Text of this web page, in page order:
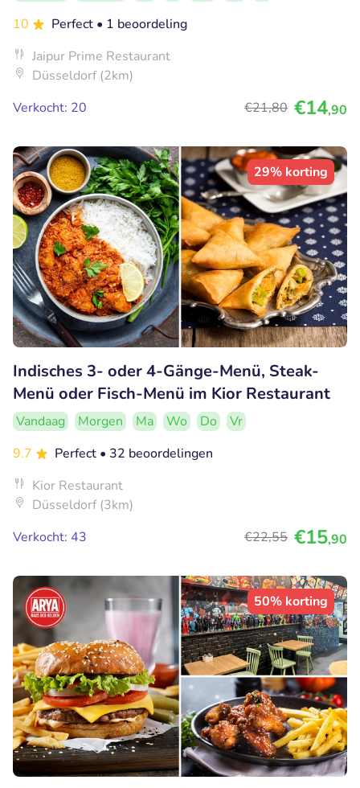
10
Perfect • 1 beoordeling
Jaipur Prime Restaurant
Düsseldorf (2km)
Verkocht: 20
€21,80 €14,90
29% korting
Indisches 3- oder 4-Gänge-Menü, Steak-
Menü oder Fisch-Menü im Kior Restaurant
Vandaag Morgen Ma Wo Do
Vr
9.7
Perfect • 32 beoordelingen
Kior Restaurant
Düsseldorf (3km)
Verkocht: 43
€22,55 €15,90
50% korting